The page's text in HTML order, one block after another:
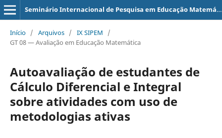
Seminário Internacional de Pesquisa em Educação Matemática
Início / Arquivos / IX SIPEM
/
GT 08 — Avaliação em Educação Matemática
Autoavaliação de estudantes de
Cálculo Diferencial e Integral
sobre atividades com uso de
metodologias ativas